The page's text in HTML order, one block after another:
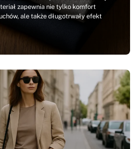
zapewnia nie tylko komfort
ale także długotrwały efekt